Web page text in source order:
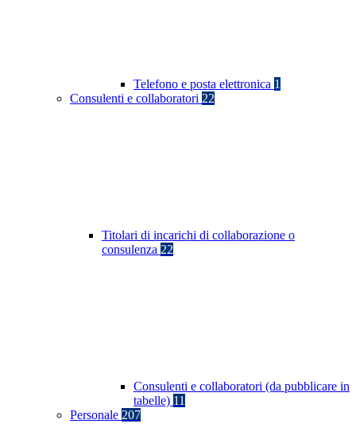
Telefono e posta elettronica 1
Consulenti e collaboratori 22
Titolari di incarichi di collaborazione o
consulenza 22
Consulenti e collaboratori (da pubblicare in
tabelle) 11
Personale 207